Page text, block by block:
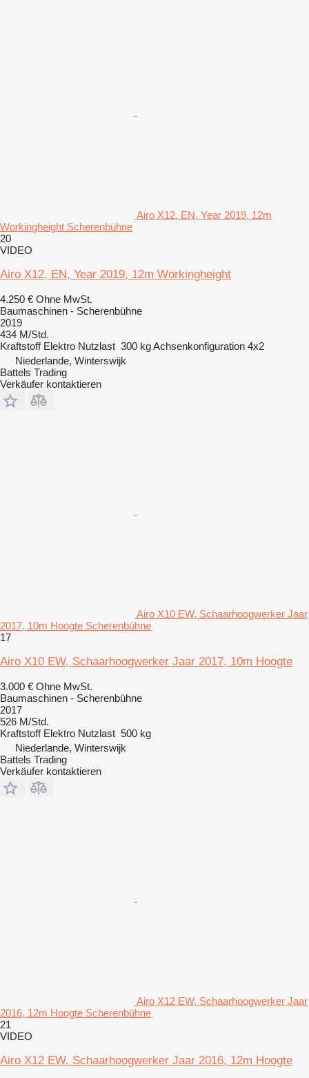
Airo X12, EN, Year 2019, 12m
Workingheight Scherenbühne
20
VIDEO
Airo X12, EN, Year 2019, 12m Workingheight
4.250 € Ohne MwSt.
Baumaschinen - Scherenbühne
2019
434 M/Std.
Kraftstoff Elektro Nutzlast 300 kgAchsenkonfiguration 4x2
Niederlande, Winterswijk
Battels Trading
Verkäufer kontaktieren
Airo X10 EW, Schaarhoogwerker Jaar
2017, 10m Hoogte Scherenbühne
17
Airo X10 EW, Schaarhoogwerker Jaar 2017, 10m Hoogte
3.000 € Ohne MwSt.
Baumaschinen - Scherenbühne
2017
526 M/Std.
Kraftstoff Elektro Nutzlast 500 kg
Niederlande, Winterswijk
Battels Trading
Verkäufer kontaktieren
Airo X12 EW, Schaarhoogwerker Jaar
2016, 12m Hoogte Scherenbühne
21
VIDEO
Airo X12 EW, Schaarhoogwerker Jaar 2016, 12m Hoogte